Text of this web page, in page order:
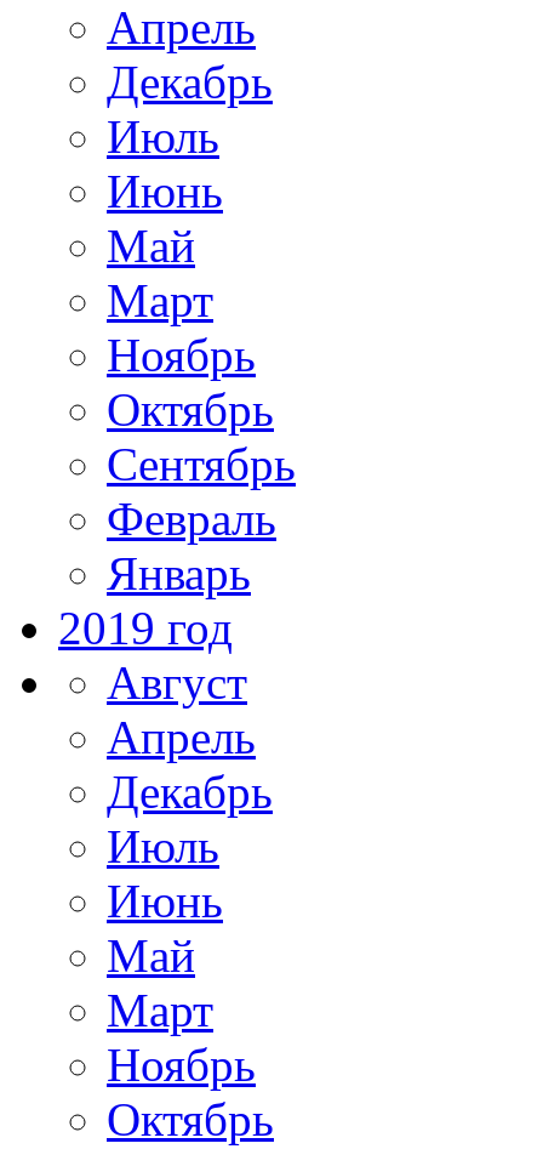
Апрель
Декабрь
Июль
Июнь
Май
Март
Ноябрь
Октябрь
Сентябрь
Февраль
Январь
2019 год
Август
Апрель
Декабрь
Июль
Июнь
Май
Март
Ноябрь
Октябрь